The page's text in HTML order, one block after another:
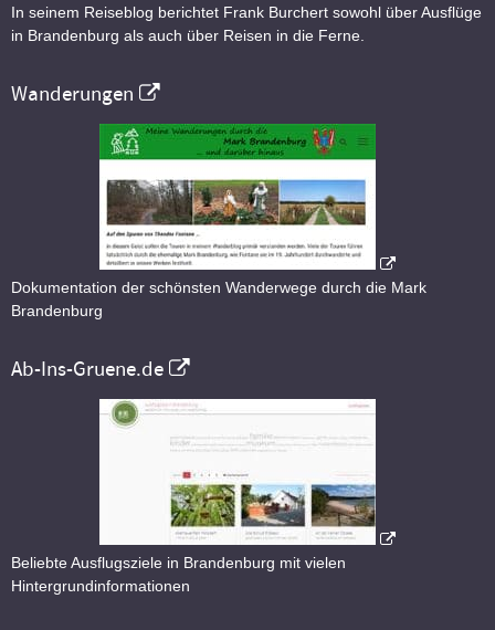
In seinem Reiseblog berichtet Frank Burchert sowohl über Ausflüge
in Brandenburg als auch über Reisen in die Ferne.
Wanderungen
Dokumentation der schönsten Wanderwege durch die Mark
Brandenburg
Ab-Ins-Gruene.de
Beliebte Ausflugsziele in Brandenburg mit vielen
Hintergrundinformationen